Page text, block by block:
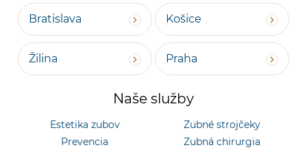
Bratislava Košice
Žilina Praha
Naše služby
Estetika zubov
Zubné strojčeky
Prevencia
Zubná chirurgia